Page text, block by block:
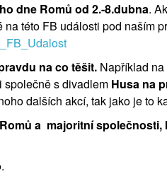
dne Romů od 2.-8.dubna.
této FB události pod naším
na co těšit. Například na
společně s divadlem Husa na
dalších akcí, tak jako je to
a majoritní společnosti,